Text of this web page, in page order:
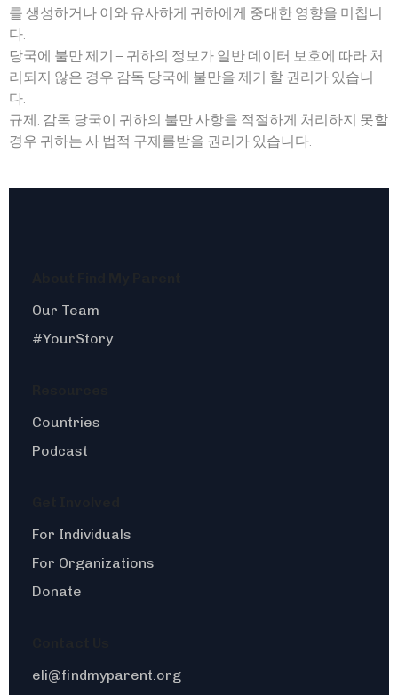
를 생성하거나 이와 유사하게 귀하에게 중대한 영향을 미칩니
다.
당국에 불만 제기 – 귀하의 정보가 일반 데이터 보호에 따라 처
리되지 않은 경우 감독 당국에 불만을 제기 할 권리가 있습니
다.
규제. 감독 당국이 귀하의 불만 사항을 적절하게 처리하지 못할
경우 귀하는 사 법적 구제를받을 권리가 있습니다.
Our Team
#YourStory
Countries
Podcast
For Individuals
For Organizations
Donate
eli@findmyparent.org